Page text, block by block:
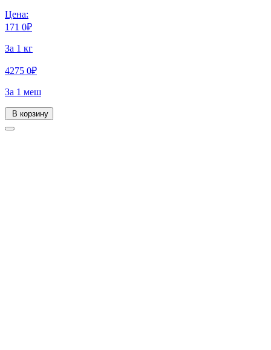
Цена:
171 0₽
За 1 кг
4275 0₽
За 1 меш
В корзину